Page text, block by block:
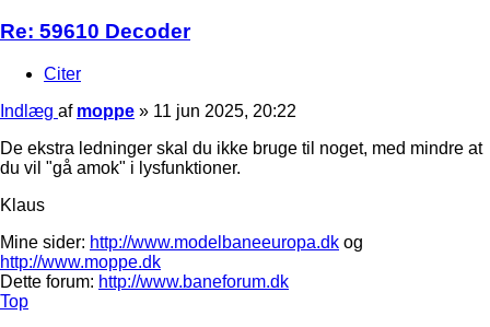
Re: 59610 Decoder
Citer
Indlæg af moppe » 11 jun 2025, 20:22
De ekstra ledninger skal du ikke bruge til noget, med mindre at
du vil "gå amok" i lysfunktioner.
Klaus
Mine sider: http://www.modelbaneeuropa.dk og
http://www.moppe.dk
Dette forum: http://www.baneforum.dk
Top